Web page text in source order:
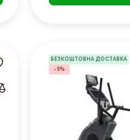
БЕЗКОШТОВНА ДОСТАВКА
-5%